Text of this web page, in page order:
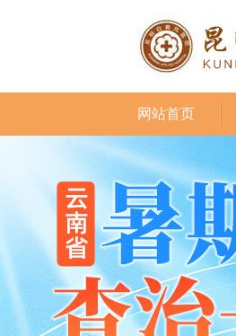
网站首页